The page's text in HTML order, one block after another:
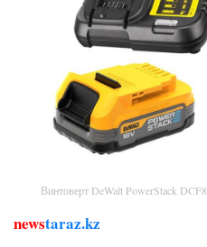
Винтоверт DeWalt PowerStack
newstaraz.kz